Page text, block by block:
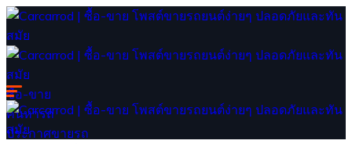
ซื้อ-ขาย
ค้นหารถ
ประกาศขายรถ